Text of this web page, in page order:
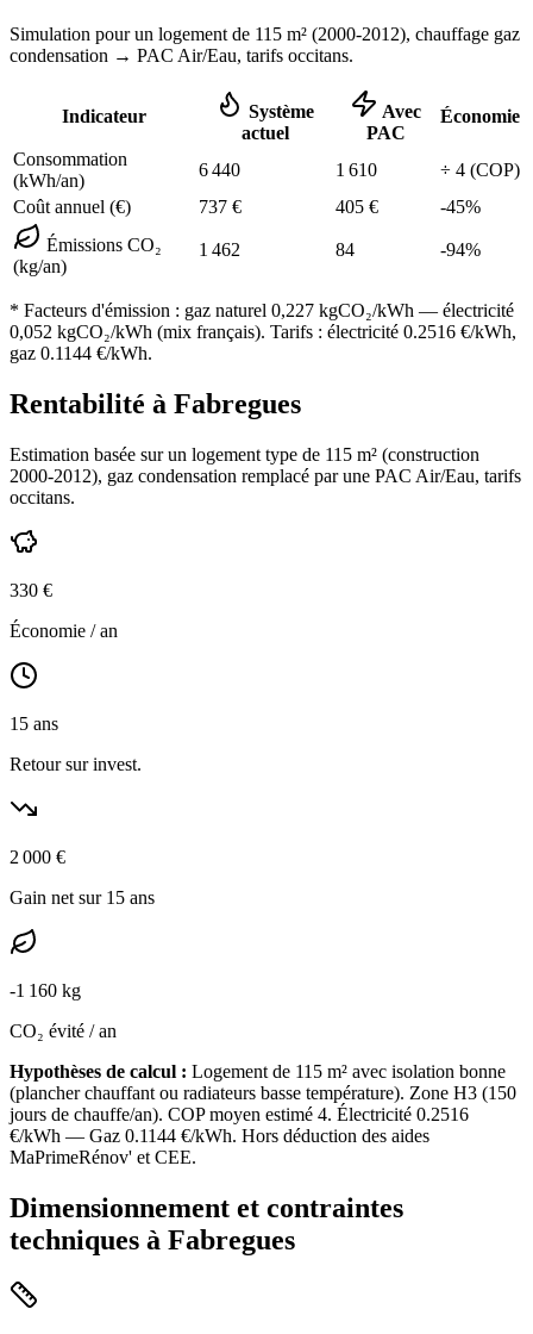
Simulation pour un logement de 115 m² (2000-2012), chauffage gaz
condensation → PAC Air/Eau, tarifs occitans.
Indicateur
Système
actuel
Avec
PAC
Économie
Consommation
(kWh/an)
6 440 1 610 ÷ 4 (COP)
Coût annuel (€)
737 € 405 € -45%
Émissions CO₂
(kg/an)
1 462 84 -94%
* Facteurs d'émission : gaz naturel 0,227 kgCO₂/kWh — électricité
0,052 kgCO₂/kWh (mix français). Tarifs : électricité 0.2516 €/kWh,
gaz 0.1144 €/kWh.
Rentabilité à Fabregues
Estimation basée sur un logement type de 115 m² (construction
2000-2012), gaz condensation remplacé par une PAC Air/Eau, tarifs
occitans.
330 €
Économie / an
15 ans
Retour sur invest.
2 000 €
Gain net sur 15 ans
-1 160 kg
CO₂ évité / an
Hypothèses de calcul : Logement de 115 m² avec isolation bonne
(plancher chauffant ou radiateurs basse température). Zone H3 (150
jours de chauffe/an). COP moyen estimé 4. Électricité 0.2516
€/kWh — Gaz 0.1144 €/kWh. Hors déduction des aides
MaPrimeRénov' et CEE.
Dimensionnement et contraintes
techniques à Fabregues